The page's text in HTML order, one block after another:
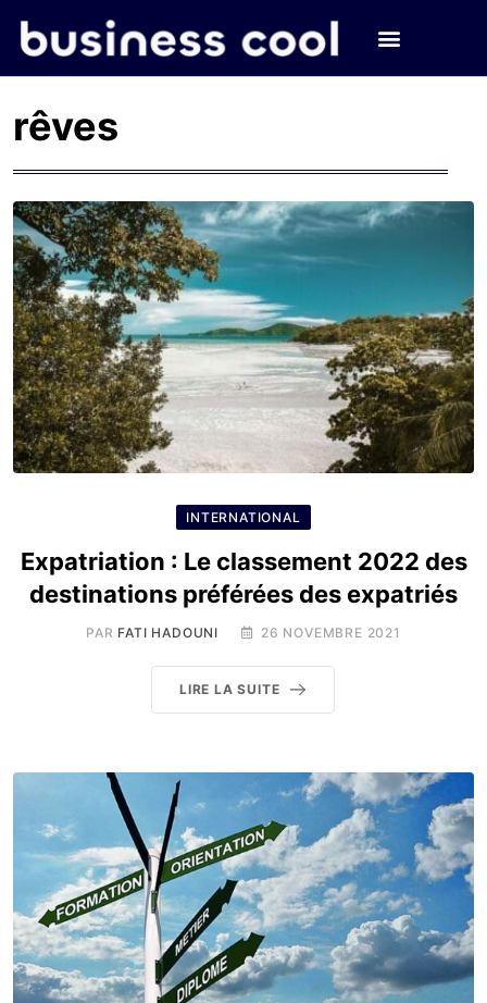
rêves
INTERNATIONAL
Expatriation : Le classement 2022 des
destinations préférées des expatriés
PAR FATI HADOUNI 26 NOVEMBRE 2021
LIRE LA SUITE